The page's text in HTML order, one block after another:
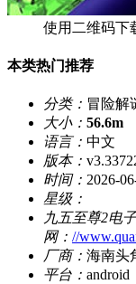
使用二维码下
本类热门推荐
分类： 冒险解
大小： 56.6m
语言： 中文
版本：
时间： 2026-
星级：
九五至尊2电
网： //
厂商： 海南头
平台： android